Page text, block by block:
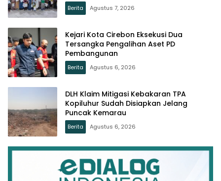
Berita Agustus 7, 2026
Kejari Kota Cirebon Eksekusi Dua
Tersangka Pengalihan Aset PD
Pembangunan
Berita Agustus 6, 2026
DLH Klaim Mitigasi Kebakaran TPA
Kopiluhur Sudah Disiapkan Jelang
Puncak Kemarau
Berita Agustus 6, 2026